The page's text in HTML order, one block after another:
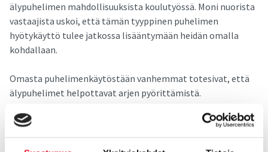
älypuhelimen mahdollisuuksista koulutyössä. Moni nuorista
vastaajista uskoi, että tämän tyyppinen puhelimen
hyötykäyttö tulee jatkossa lisääntymään heidän omalla
kohdallaan.
Omasta puhelimenkäytöstään vanhemmat totesivat, että
älypuhelimet helpottavat arjen pyörittämistä.
turvallisuustekijä, todettiin. Tutkimuksen mukaan
älypuhelimen avulla voidaan myös helpottaa arjen